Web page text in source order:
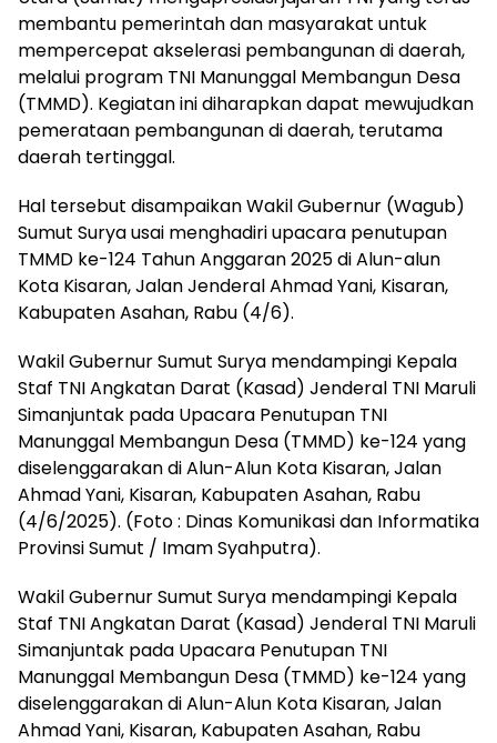
membantu pemerintah dan masyarakat untuk
mempercepat akselerasi pembangunan di daerah,
melalui program TNI Manunggal Membangun Desa
(TMMD). Kegiatan ini diharapkan dapat mewujudkan
pemerataan pembangunan di daerah, terutama
daerah tertinggal.
Hal tersebut disampaikan Wakil Gubernur (Wagub)
Sumut Surya usai menghadiri upacara penutupan
TMMD ke-124 Tahun Anggaran 2025 di Alun-alun
Kota Kisaran, Jalan Jenderal Ahmad Yani, Kisaran,
Kabupaten Asahan, Rabu (4/6).
Wakil Gubernur Sumut Surya mendampingi Kepala
Staf TNI Angkatan Darat (Kasad) Jenderal TNI Maruli
Simanjuntak pada Upacara Penutupan TNI
Manunggal Membangun Desa (TMMD) ke-124 yang
diselenggarakan di Alun-Alun Kota Kisaran, Jalan
Ahmad Yani, Kisaran, Kabupaten Asahan, Rabu
(4/6/2025). (Foto : Dinas Komunikasi dan Informatika
Provinsi Sumut / Imam Syahputra).
Wakil Gubernur Sumut Surya mendampingi Kepala
Staf TNI Angkatan Darat (Kasad) Jenderal TNI Maruli
Simanjuntak pada Upacara Penutupan TNI
Manunggal Membangun Desa (TMMD) ke-124 yang
diselenggarakan di Alun-Alun Kota Kisaran, Jalan
Ahmad Yani, Kisaran, Kabupaten Asahan, Rabu